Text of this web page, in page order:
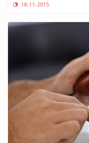
18-11-2015